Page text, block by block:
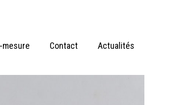
mesure Contact Actualités